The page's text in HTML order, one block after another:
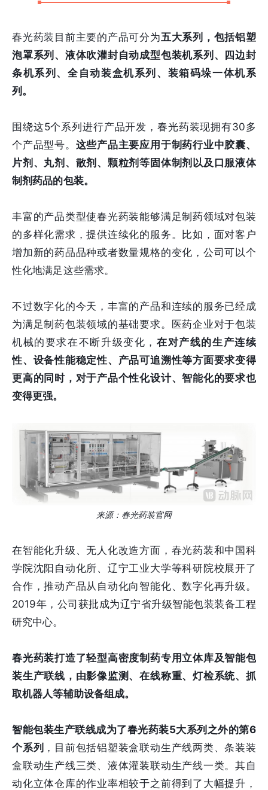
春光药装目前主要的产品可分为五大系列，包括铝塑
泡罩系列、液体吹灌封自动成型包装机系列、四边封
条机系列、全自动装盒机系列、装箱码垛一体机系
列。
围绕这5个系列进行产品开发，春光药装现拥有30多
个产品型号。 这些产品主要应用于制药行业中胶囊、
片剂、丸剂、散剂、颗粒剂等固体制剂以及口服液体
制剂药品的包装。
丰富的产品类型使春光药装能够满足制药领域对包装
的多样化需求，提供连续化的服务。比如，面对客户
增加新的药品品种或者数量规格的变化，公司可以个
性化地满足这些需求。
不过数字化的今天，丰富的产品和连续的服务已经成
为满足制药包装领域的基础要求。医药企业对于包装
机械的要求在不断升级变化， 在对产线的生产连续
性、设备性能稳定性、产品可追溯性等方面要求变得
更高的同时，对于产品个性化设计、智能化的要求也
变得更强。
来源：春光药装官网
在智能化升级、无人化改造方面，春光药装和中国科
学院沈阳自动化所、辽宁工业大学等科研院校展开了
合作，推动产品从自动化向智能化、数字化再升级。
2019年，公司获批成为辽宁省升级智能包装装备工程
研究中心。
春光药装打造了轻型高密度制药专用立体库及智能包
装生产联线，由影像监测、在线称重、灯检系统、抓
取机器人等辅助设备组成。
智能包装生产联线成为了春光药装5大系列之外的第6
个系列 ，目前包括铝塑装盒联动生产线两类、条装装
盒联动生产线三类、液体灌装联动生产线一类。其自
动化立体仓库的作业率相较于之前得到了大幅提升，